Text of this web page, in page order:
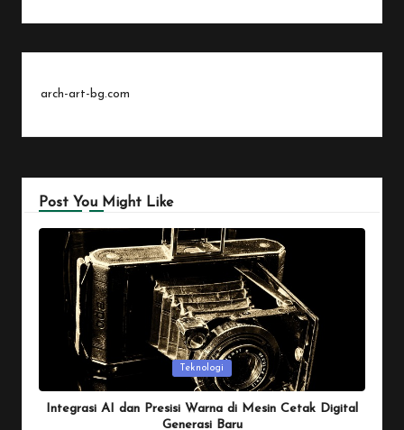
arch-art-bg.com
Post You Might Like
Teknologi
Integrasi AI dan Presisi Warna di Mesin Cetak Digital
Generasi Baru